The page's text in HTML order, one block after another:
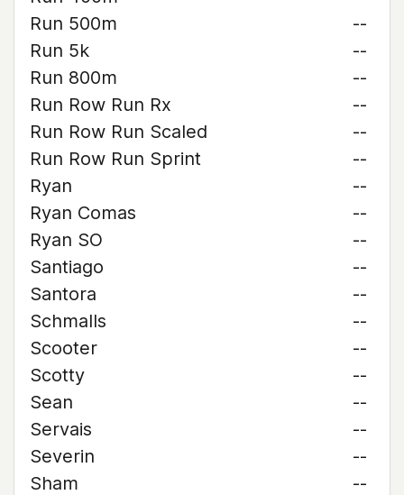
Run 500m
--
Run 5k
--
Run 800m
--
Run Row Run Rx
--
Run Row Run Scaled
--
Run Row Run Sprint
--
Ryan
--
Ryan Comas
--
Ryan SO
--
Santiago
--
Santora
--
Schmalls
--
Scooter
--
Scotty
--
Sean
--
Servais
--
Severin
--
Sham
--